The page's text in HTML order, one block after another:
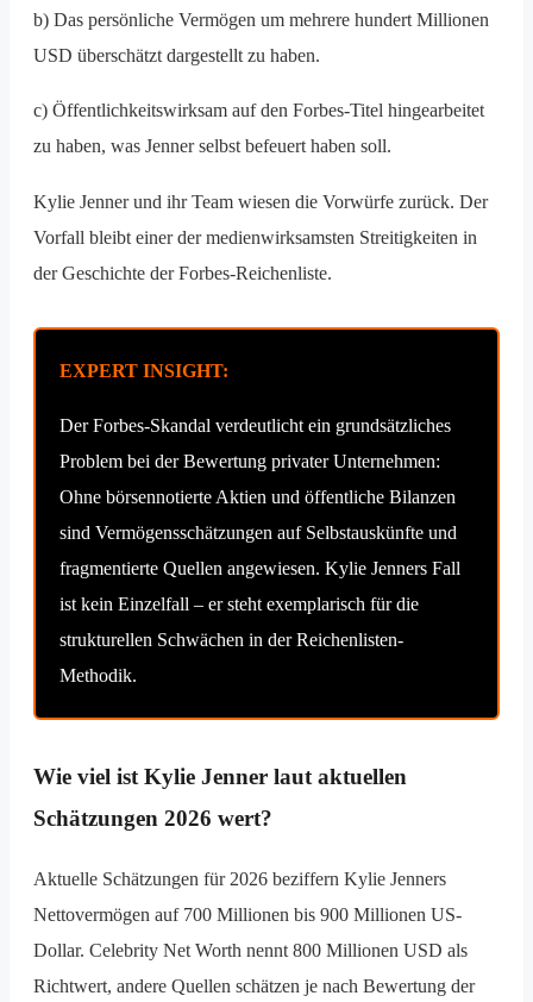
b) Das persönliche Vermögen um mehrere hundert Millionen
USD überschätzt dargestellt zu haben.
c) Öffentlichkeitswirksam auf den Forbes-Titel hingearbeitet
zu haben, was Jenner selbst befeuert haben soll.
Kylie Jenner und ihr Team wiesen die Vorwürfe zurück. Der
Vorfall bleibt einer der medienwirksamsten Streitigkeiten in
der Geschichte der Forbes-Reichenliste.
EXPERT INSIGHT:
Der Forbes-Skandal verdeutlicht ein grundsätzliches
Problem bei der Bewertung privater Unternehmen:
Ohne börsennotierte Aktien und öffentliche Bilanzen
sind Vermögensschätzungen auf Selbstauskünfte und
fragmentierte Quellen angewiesen. Kylie Jenners Fall
ist kein Einzelfall – er steht exemplarisch für die
strukturellen Schwächen in der Reichenlisten-
Methodik.
Wie viel ist Kylie Jenner laut aktuellen
Schätzungen 2026 wert?
Aktuelle Schätzungen für 2026 beziffern Kylie Jenners
Nettovermögen auf 700 Millionen bis 900 Millionen US-
Dollar. Celebrity Net Worth nennt 800 Millionen USD als
Richtwert, andere Quellen schätzen je nach Bewertung der